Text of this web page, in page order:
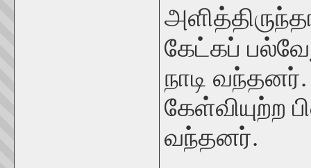
கேட்கப்
நாடி
கேள்வியுற்ற
வந்தனர்.